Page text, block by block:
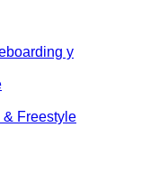
y
& Freestyle